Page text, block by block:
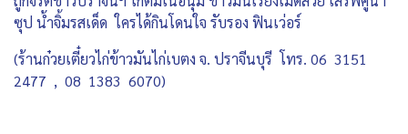
ซุป น้ำจิ้มรสเด็ด ใครได้กินโดนใจ รับรอง ฟินเว่อร์
(ร้านก๋วยเตี๋ยวไก่ข้าวมันไก่เบตง จ. ปราจีนบุรี โทร. 06 3151
2477 , 08 1383 6070)